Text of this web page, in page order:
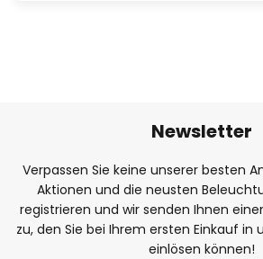
Newsletter
Verpassen Sie keine unserer besten
Aktionen und die neusten
registrieren und wir senden Ihnen
zu, den Sie bei Ihrem ersten Einkauf in
einlösen können!